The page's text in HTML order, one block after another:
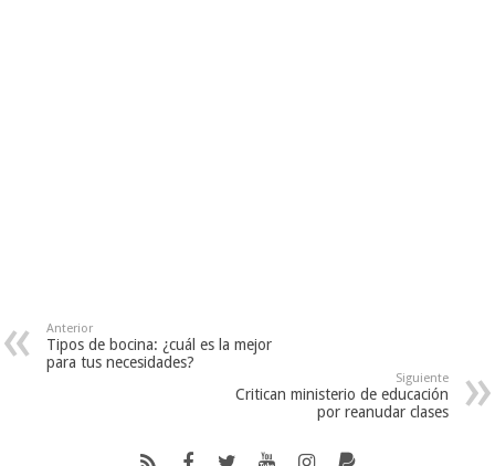
Anterior
Tipos de bocina: ¿cuál es la mejor
para tus necesidades?
Siguiente
Critican ministerio de educación
por reanudar clases